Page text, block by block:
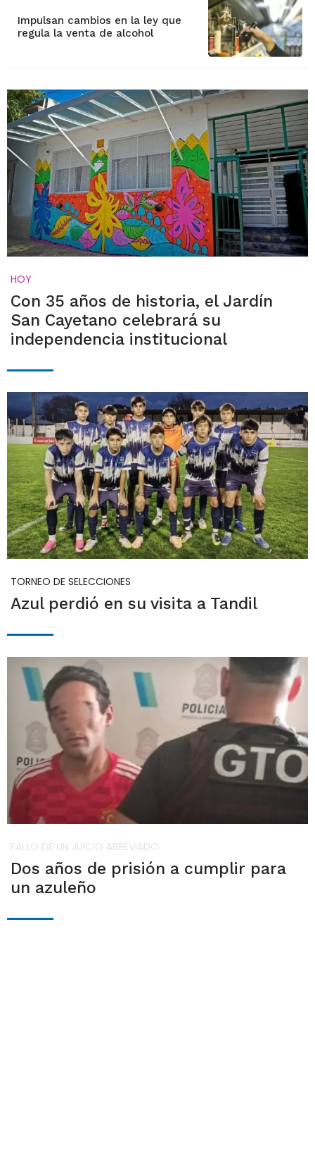
Impulsan cambios en la ley que
regula la venta de alcohol
HOY
Con 35 años de historia, el Jardín
San Cayetano celebrará su
independencia institucional
TORNEO DE SELECCIONES
Azul perdió en su visita a Tandil
FALLO DE UN JUICIO ABREVIADO
Dos años de prisión a cumplir para
un azuleño